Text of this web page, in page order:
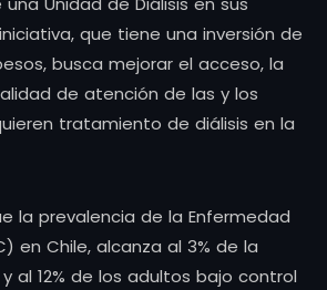
que tiene una inversión de
busca mejorar el acceso, la
de atención de las y los
tratamiento de diálisis en la
la prevalencia de la Enfermedad
en Chile, alcanza al 3% de la
al 12% de los adultos bajo control